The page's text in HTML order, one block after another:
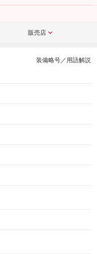
販売店
装備略号／用語解説